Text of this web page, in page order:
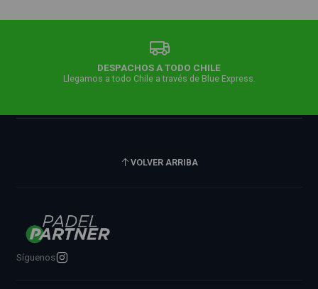
DESPACHOS A TODO CHILE
Llegamos a todo Chile a través de Blue Express.
VOLVER ARRIBA
Síguenos